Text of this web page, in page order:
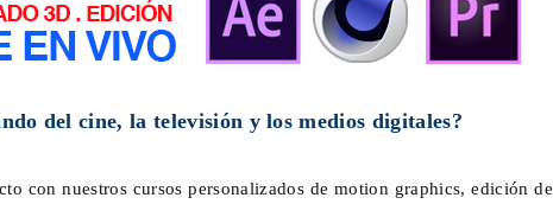
del cine, la televisión y los medios digitales?
con nuestros cursos personalizados de motion graphics, edición de
Annecy
una experiencia
Dessignare